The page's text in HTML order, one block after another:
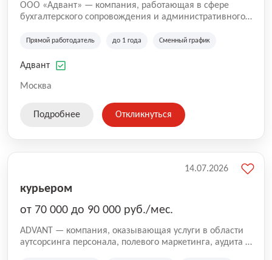
ООО «Адвант» — компания, работающая в сфере
бухгалтерского сопровождения и административного
зарегистрирована в Санкт-Петербурге и
лиц и коммерческих организаций.
Прямой работодатель до 1 года Сменный график
Адвант
Москва
Подробнее Откликнуться
курьером
от 70 000 до 90 000 руб./мес.
ADVANT — компания, оказывающая услуги в области
аутсорсинга персонала, полевого маркетинга, аудита и
14.07.2026